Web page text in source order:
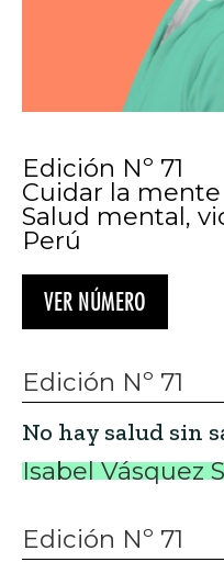
Edición Nº 71
Cuidar la
Salud mental,
Perú
VER NÚMERO
Edición Nº 71
No hay salud sin
Isabel Vásquez
Edición Nº 71